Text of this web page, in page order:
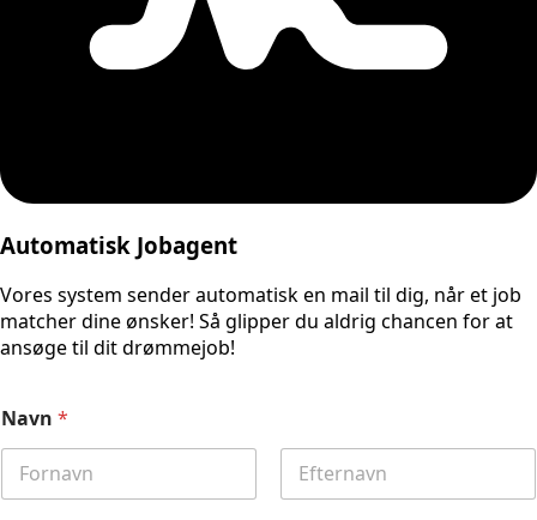
Automatisk Jobagent
Vores system sender automatisk en mail til dig, når et job
matcher dine ønsker! Så glipper du aldrig chancen for at
ansøge til dit drømmejob!
Navn *